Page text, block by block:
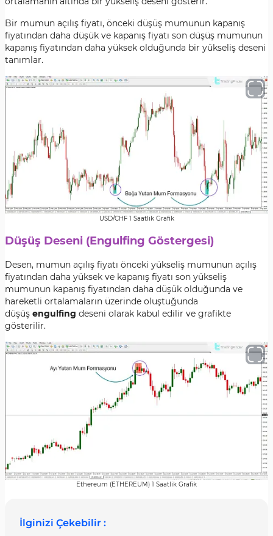
Bir mumun açılış fiyatı, önceki düşüş mumunun kapanış
fiyatından daha düşük ve kapanış fiyatı son düşüş mumunun
kapanış fiyatından daha yüksek olduğunda bir yükseliş deseni
tanımlar.
USD/CHF 1 Saatlik Grafik
Düşüş Deseni (Engulfing Göstergesi)
Desen, mumun açılış fiyatı önceki yükseliş mumunun açılış
fiyatından daha yüksek ve kapanış fiyatı son yükseliş
mumunun kapanış fiyatından daha düşük olduğunda ve
hareketli ortalamaların üzerinde oluştuğunda
düşüş engulfing deseni olarak kabul edilir ve grafikte
gösterilir.
Ethereum (ETHEREUM) 1 Saatlik Grafik
İlginizi Çekebilir :